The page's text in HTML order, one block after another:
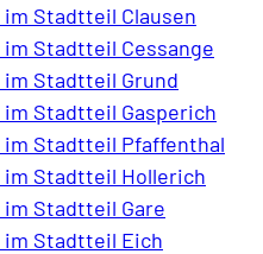
Stadtteil Clausen
Stadtteil Cessange
Stadtteil Grund
Stadtteil Gasperich
Stadtteil Pfaffenthal
Stadtteil Hollerich
Stadtteil Gare
Stadtteil Eich